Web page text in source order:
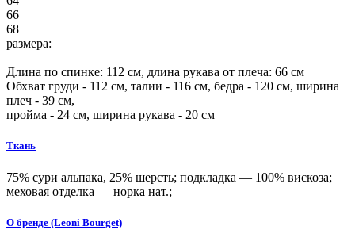
66
68
размера:
Длина по спинке: 112 см, длина рукава от плеча: 66 см
Обхват груди - 112 см, талии - 116 см, бедра - 120 см, ширина
плеч - 39 см,
пройма - 24 см, ширина рукава - 20 см
Ткань
75% сури альпака, 25% шерсть; подкладка — 100% вискоза;
меховая отделка — норка нат.;
О бренде (Leoni Bourget)